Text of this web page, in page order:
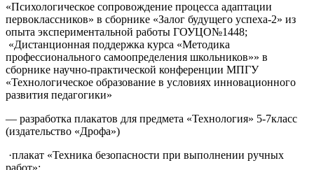
«Психологическое сопровождение процесса адаптации
первоклассников» в сборнике «Залог будущего успеха-2» из
опыта экспериментальной работы ГОУЦО№1448;
«Дистанционная поддержка курса «Методика
профессионального самоопределения школьников»» в
сборнике научно-практической конференции МПГУ
«Технологическое образование в условиях инновационного
развития педагогики»
— разработка плакатов для предмета «Технология» 5-7класс
(издательство «Дрофа»)
·плакат «Техника безопасности при выполнении ручных